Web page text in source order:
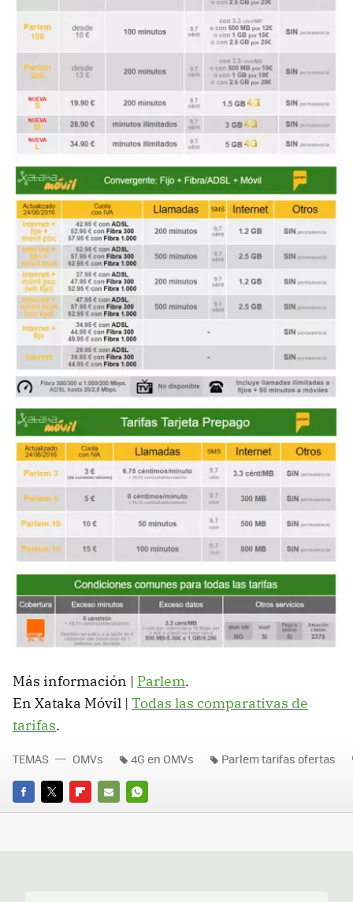
Más información | Parlem.
En Xataka Móvil | Todas las comparativas de
tarifas.
FACEBOOK
TWITTERFLIPBOARD
E-
WHATSAPP
TEMAS OMVs 4G en OMVs Parlem tarifas ofertas